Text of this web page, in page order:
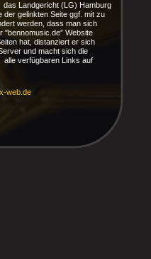
das Landgericht (LG) Hamburg
der gelinkten Seite ggf. mit zu
werden, dass man sich
"bennomusic.de” Website
hat, distanziert er sich
und macht sich die
alle verfügbaren Links auf
web.de